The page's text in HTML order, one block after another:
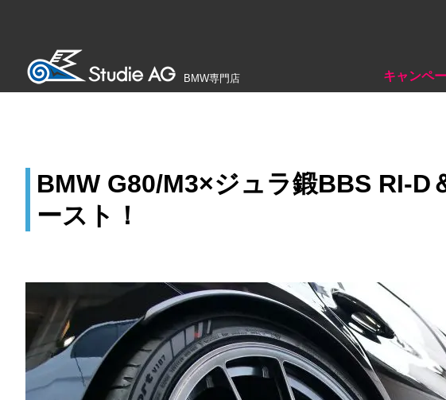
BMW専門店 キャンペ
BMW G80/M3×ジュラ鍛BBS RI-D
ースト！